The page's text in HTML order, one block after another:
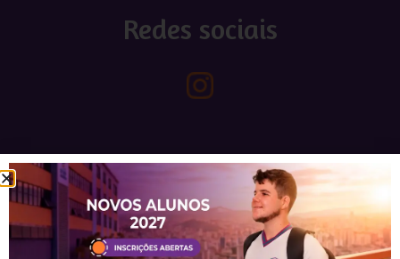
Redes sociais
Páginas do site
O Colégio
Pedagógico